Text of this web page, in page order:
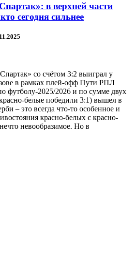
в верхней части
сегодня сильнее
со счётом 3:2 выиграл у
в рамках плей-офф Пути РПЛ
футболу-2025/2026 и по сумме двух
белые победили 3:1) вышел в
– это всегда что-то особенное и
красно-белых с красно-
невообразимое. Но в